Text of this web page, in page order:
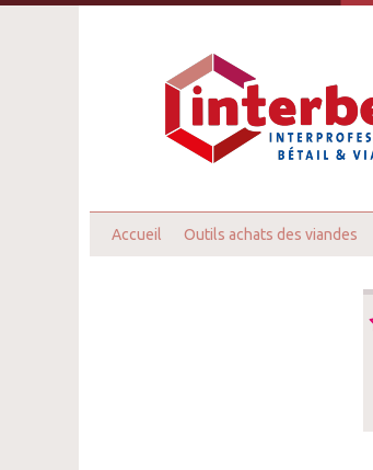
Accueil Outils achats des viandes